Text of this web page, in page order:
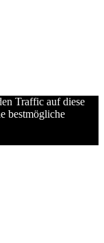
Traffic auf diese
bestmögliche